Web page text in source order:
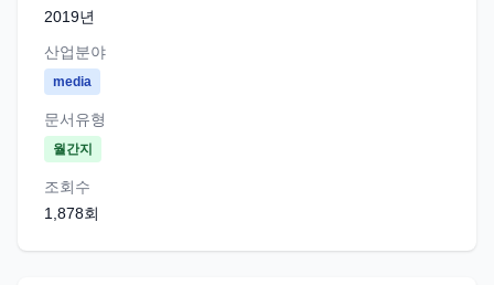
2019년
산업분야
media
문서유형
월간지
조회수
1,878회